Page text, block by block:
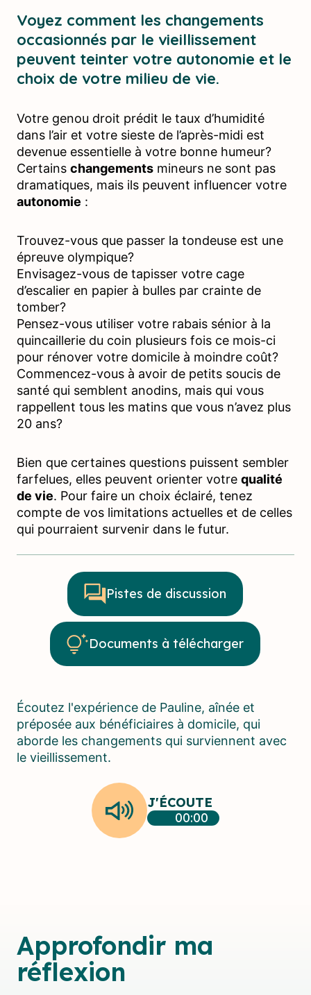
Voyez comment les changements
occasionnés par le vieillissement
peuvent teinter votre autonomie et le
choix de votre milieu de vie.
Votre genou droit prédit le taux d’humidité
dans l’air et votre sieste de l’après-midi est
devenue essentielle à votre bonne humeur?
Certains changements mineurs ne sont pas
dramatiques, mais ils peuvent influencer votre
autonomie :
Trouvez-vous que passer la tondeuse est une
épreuve olympique?
Envisagez-vous de tapisser votre cage
d’escalier en papier à bulles par crainte de
tomber?
Pensez-vous utiliser votre rabais sénior à la
quincaillerie du coin plusieurs fois ce mois-ci
pour rénover votre domicile à moindre coût?
Commencez-vous à avoir de petits soucis de
santé qui semblent anodins, mais qui vous
rappellent tous les matins que vous n’avez plus
20 ans?
Bien que certaines questions puissent sembler
farfelues, elles peuvent orienter votre qualité
de vie. Pour faire un choix éclairé, tenez
compte de vos limitations actuelles et de celles
qui pourraient survenir dans le futur.
Pistes de discussion
Documents à télécharger
Écoutez l'expérience de Pauline, aînée et
préposée aux bénéficiaires à domicile, qui
aborde les changements qui surviennent avec
le vieillissement.
J'ÉCOUTE
00:00
Approfondir ma
réflexion